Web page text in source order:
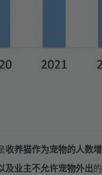
收养猫作为宠物的人数
及业主不允许宠物外出